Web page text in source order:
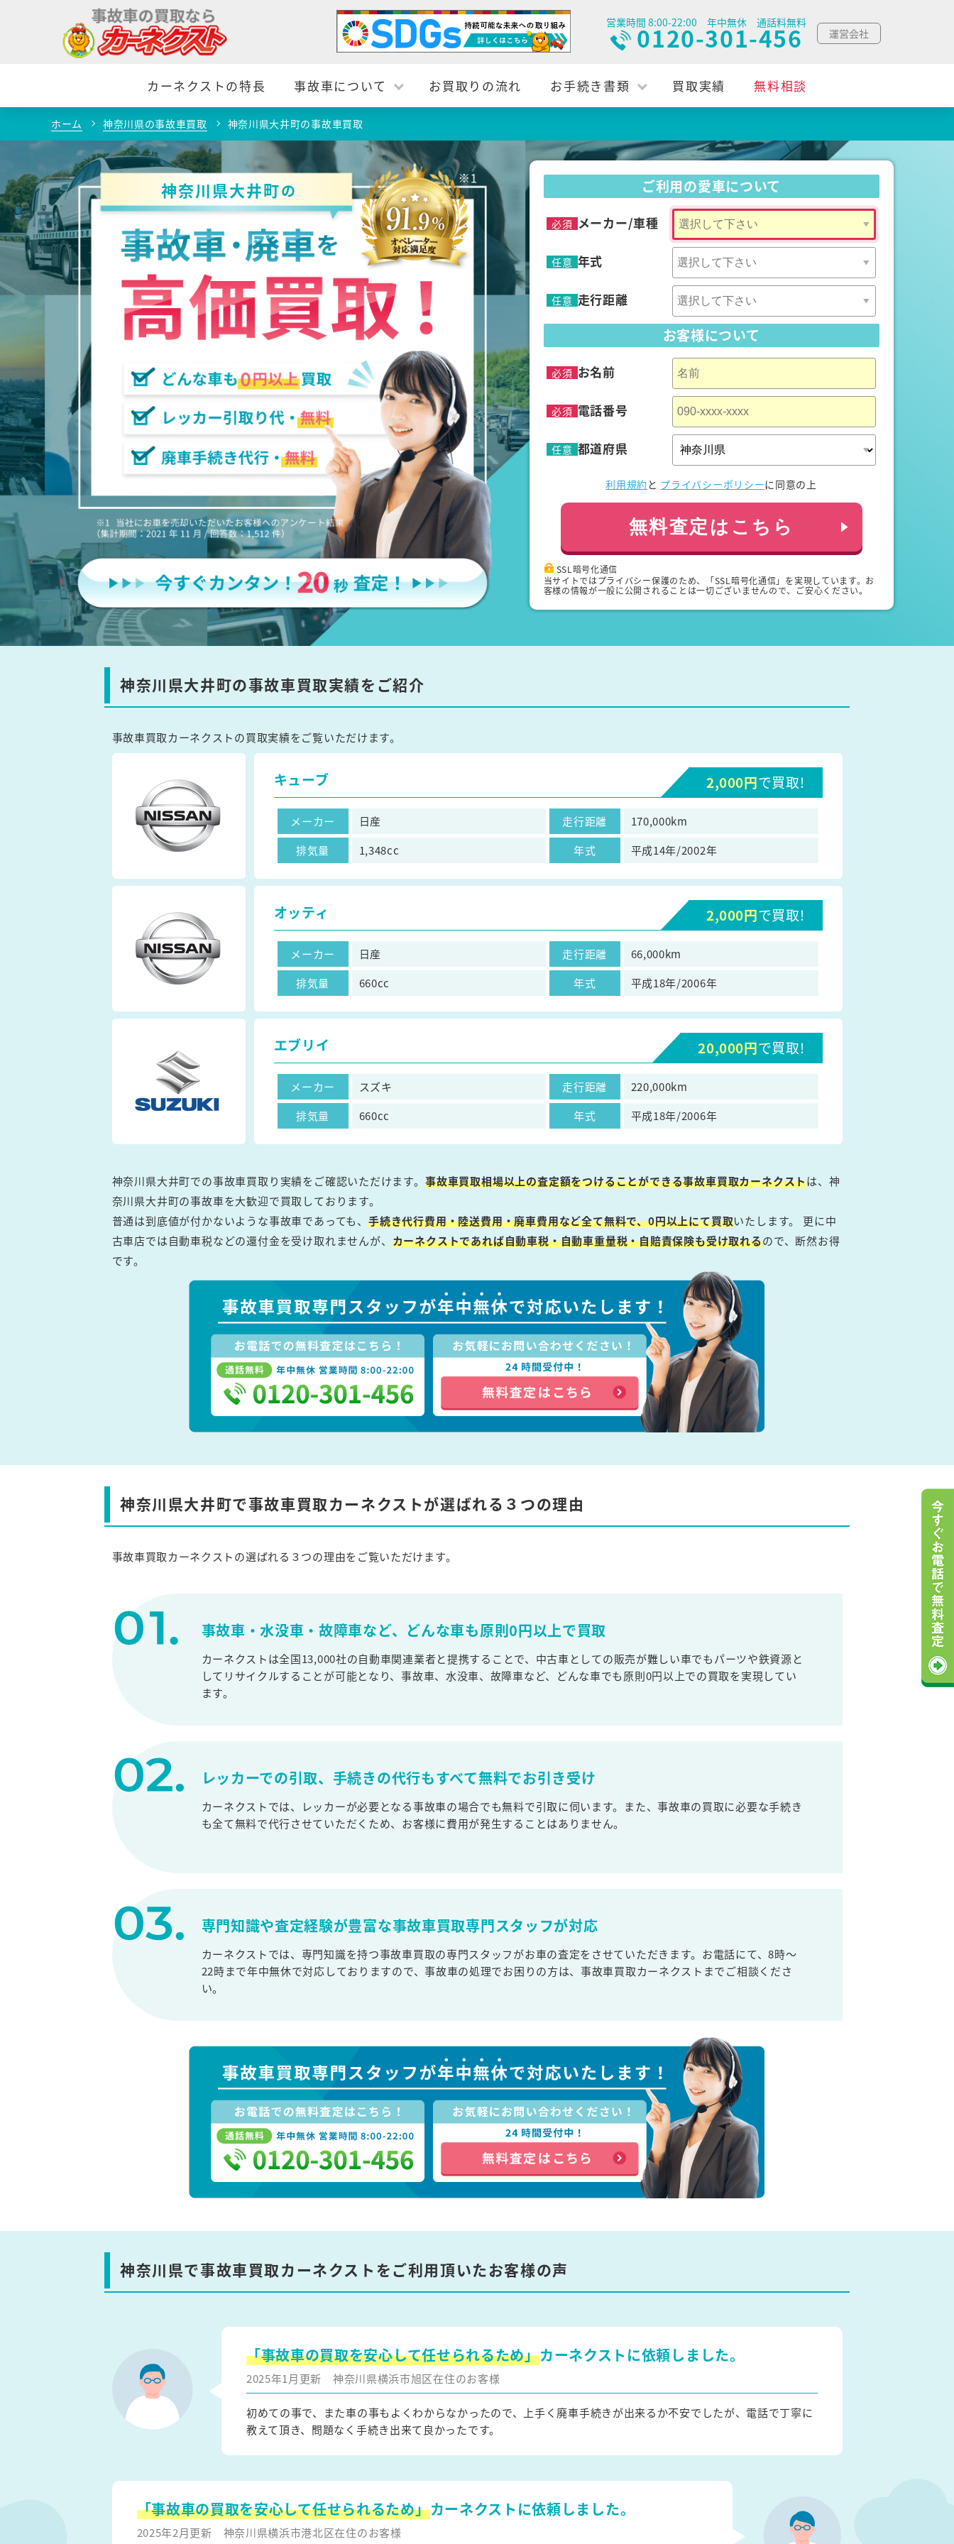
営業時間 8:00-22:00 年中無休 通話料無料
0120-301-456 運営会社
カーネクストの特長 事故車について お買取りの流れ お手続き書類 買取実績 無料相談
ホーム 神奈川県の事故車買取 神奈川県大井町の事故車買取
神奈川県大井町の ご利用の愛車について
必須 メーカー/車種
任意 年式
任意 走行距離
お客様について
必須 お名前
必須 電話番号
任意 都道府県
利用規約 と プライバシーポリシーに同意の上
無料査定はこちら
SSL暗号化通信
当サイトではプライバシー保護のため、「SSL暗号化通信」を実現しています。お
客様の情報が一般に公開されることは一切ございませんので、ご安心ください。
神奈川県大井町の事故車買取実績をご紹介
事故車買取カーネクストの買取実績をご覧いただけます。
キューブ 2,000円で買取!
メーカー 日産 走行距離
170,000km
排気量
1,348cc 年式 平成14年/2002年
オッティ 2,000円で買取!
メーカー 日産 走行距離
66,000km
排気量
660cc 年式 平成18年/2006年
エブリイ 20,000円で買取!
メーカー スズキ 走行距離
220,000km
排気量
660cc 年式 平成18年/2006年
神奈川県大井町での事故車買取り実績をご確認いただけます。 事故車買取相場以上の査定額をつけることができる事故車買取カーネクストは、神
奈川県大井町の事故車を大歓迎で買取しております。
普通は到底値が付かないような事故車であっても、 手続き代行費用・陸送費用・廃車費用など全て無料で、0円以上にて買取いたします。 更に中
古車店では自動車税などの還付金を受け取れませんが、 カーネクストであれば自動車税・自動車重量税・自賠責保険も受け取れるので、断然お得
です。
神奈川県大井町で事故車買取カーネクストが選ばれる３つの理由
事故車買取カーネクストの選ばれる３つの理由をご覧いただけます。
事故車・水没車・故障車など、どんな車も原則0円以上で買取
カーネクストは全国13,000社の自動車関連業者と提携することで、中古車としての販売が難しい車でもパーツや鉄資源と
してリサイクルすることが可能となり、事故車、水没車、故障車など、どんな車でも原則0円以上での買取を実現してい
ます。
レッカーでの引取、手続きの代行もすべて無料でお引き受け
カーネクストでは、レッカーが必要となる事故車の場合でも無料で引取に伺います。また、事故車の買取に必要な手続き
も全て無料で代行させていただくため、お客様に費用が発生することはありません。
専門知識や査定経験が豊富な事故車買取専門スタッフが対応
カーネクストでは、専門知識を持つ事故車買取の専門スタッフがお車の査定をさせていただきます。お電話にて、8時～
22時まで年中無休で対応しておりますので、事故車の処理でお困りの方は、事故車買取カーネクストまでご相談くださ
い。
神奈川県で事故車買取カーネクストをご利用頂いたお客様の声
「事故車の買取を安心して任せられるため」カーネクストに依頼しました。
2025年1月更新 神奈川県横浜市旭区在住のお客様
初めての事で、また車の事もよくわからなかったので、上手く廃車手続きが出来るか不安でしたが、電話で丁寧に
教えて頂き、問題なく手続き出来て良かったです。
「事故車の買取を安心して任せられるため」カーネクストに依頼しました。
2025年2月更新 神奈川県横浜市港北区在住のお客様